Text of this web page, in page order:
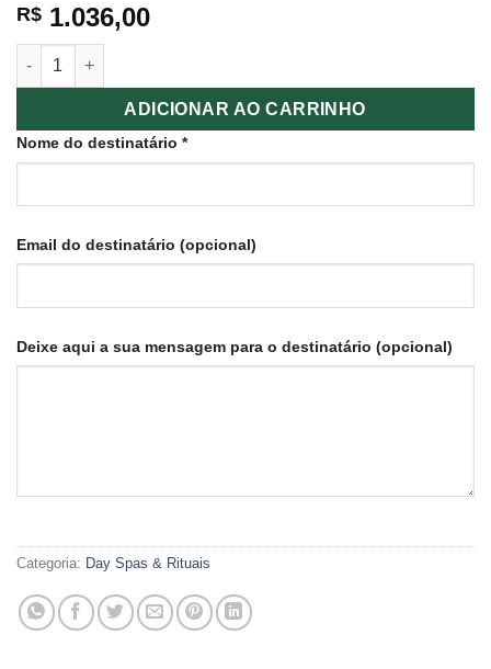
R$ 1.036,00
Day Spa Corpo e Alma quantidade
ADICIONAR AO CARRINHO
Nome do destinatário *
Email do destinatário (opcional)
Deixe aqui a sua mensagem para o destinatário (opcional)
Categoria: Day Spas & Rituais